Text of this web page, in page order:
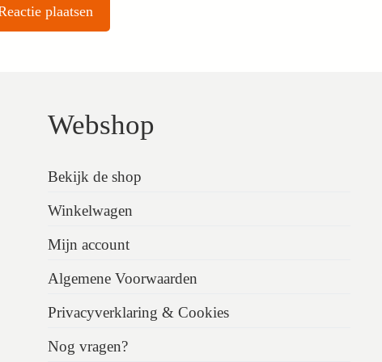
Webshop
Bekijk de shop
Winkelwagen
Mijn account
Algemene Voorwaarden
Privacyverklaring & Cookies
Nog vragen?